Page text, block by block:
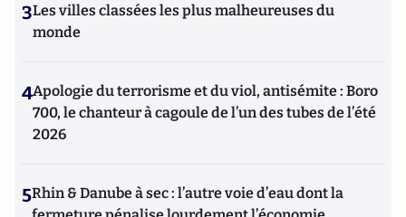
3Les villes classées les plus malheureuses du
monde
4Apologie du terrorisme et du viol, antisémite : Boro
700, le chanteur à cagoule de l’un des tubes de l’été
2026
5Rhin & Danube à sec : l’autre voie d’eau dont la